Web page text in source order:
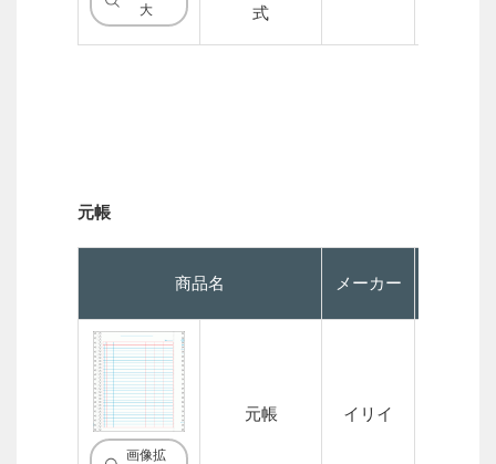
大
式
元帳
商品名 メーカー
画像拡
元帳 イリイ